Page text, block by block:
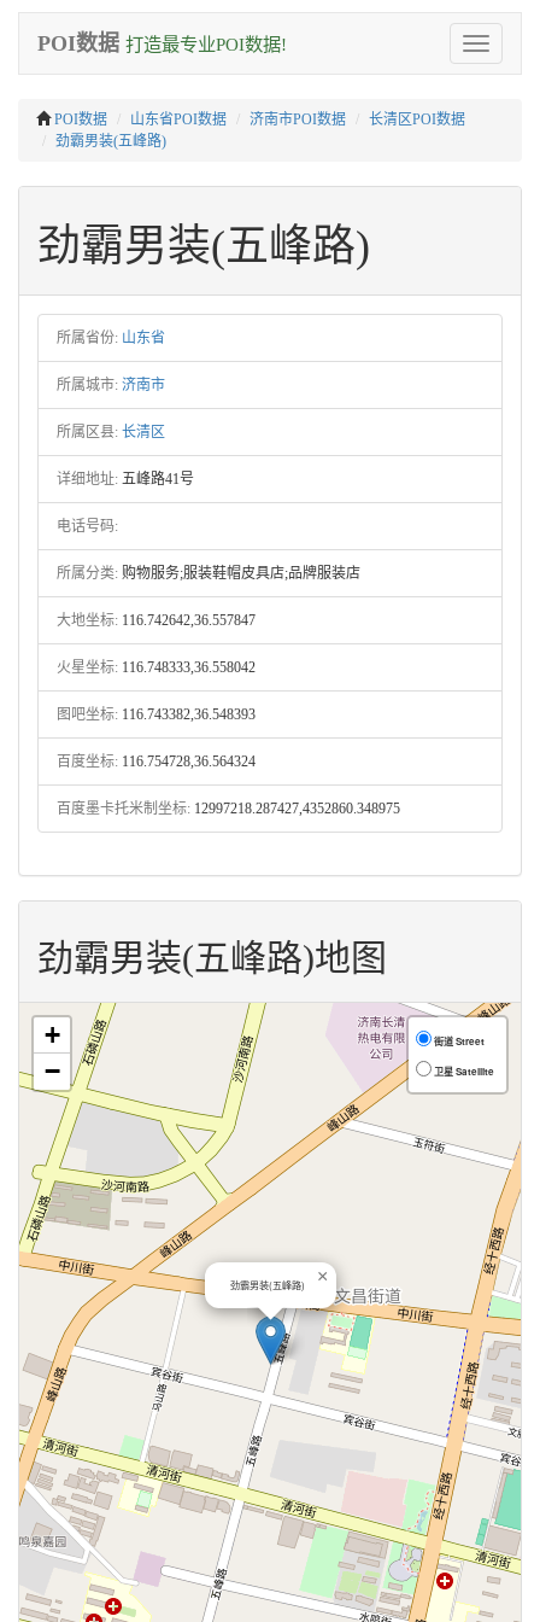
Toggle
navigation
POI数据 打造最专业POI数据!
POI数据 山东省POI数据 济南市POI数据
长清区POI数据
劲霸男装(五峰路)
劲霸男装(五峰路)
所属省份: 山东省
所属城市: 济南市
所属区县: 长清区
详细地址: 五峰路41号
电话号码:
所属分类: 购物服务;服装鞋帽皮具店;品牌服装店
大地坐标: 116.742642,36.557847
火星坐标: 116.748333,36.558042
图吧坐标: 116.743382,36.548393
百度坐标: 116.754728,36.564324
百度墨卡托米制坐标: 12997218.287427,4352860.348975
劲霸男装(五峰路)地图
劲霸男装(五峰路) ×
+
−
街道 Street
卫星 Satellite